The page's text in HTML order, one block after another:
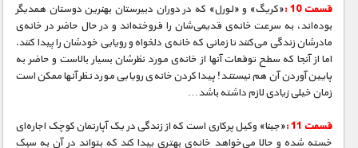
قسمت 10 :
«کریگ» و «لورل» که در دوران دبیرستان بهنرین دوستان همدیگر
بوده‌اند، به سرعت خانه‌ی قدیمی‌شان را فروخته‌اند و در حال حاضر در خانه‌ی
مادرشان زندگی می‌کنند تا زمانی که خانه‌ی دلخواه و رویایی خودشان را پیدا کنند.
اما از آنجا که سطح توقعات آنها از خانه‌ی مورد نظرشان بسیار بالاست و حاضر به
پایین آوردن آن هم نیستند! پیدا کردن خانه‌ی رویایی مورد نظر آنها ممکن است
زمان خیلی زیادی لازم داشته باشد…
قسمت 11 :
«جینا» وکیل پرکاری است که از زندگی در یک آپارتمان کوچک اجاره‌ای
خسته شده و حالا ‌می‌خواهد خانه‌ی بهتری پیدا کند که بتواند در آن به سبک